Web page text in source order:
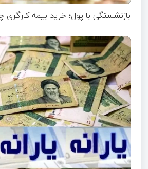
بازنشستگی با پول؛ خرید بیمه کارگری